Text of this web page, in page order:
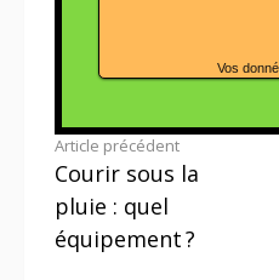
Vos
Lire
la
suite
Article précédent
Courir sous la
pluie : quel
équipement ?